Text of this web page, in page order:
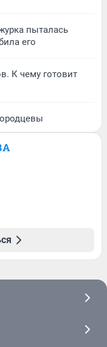
пыталась
его
К чему готовит